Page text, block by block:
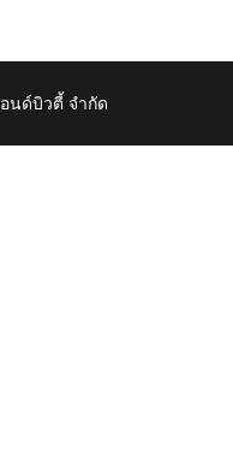
นด์บิวตี้ จำกัด